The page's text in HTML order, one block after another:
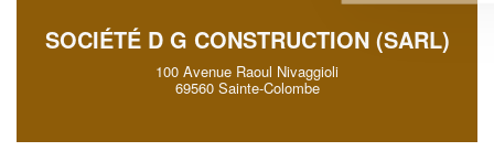
SOCIÉTÉ D G CONSTRUCTION (SARL)
100 Avenue Raoul Nivaggioli
69560 Sainte-Colombe